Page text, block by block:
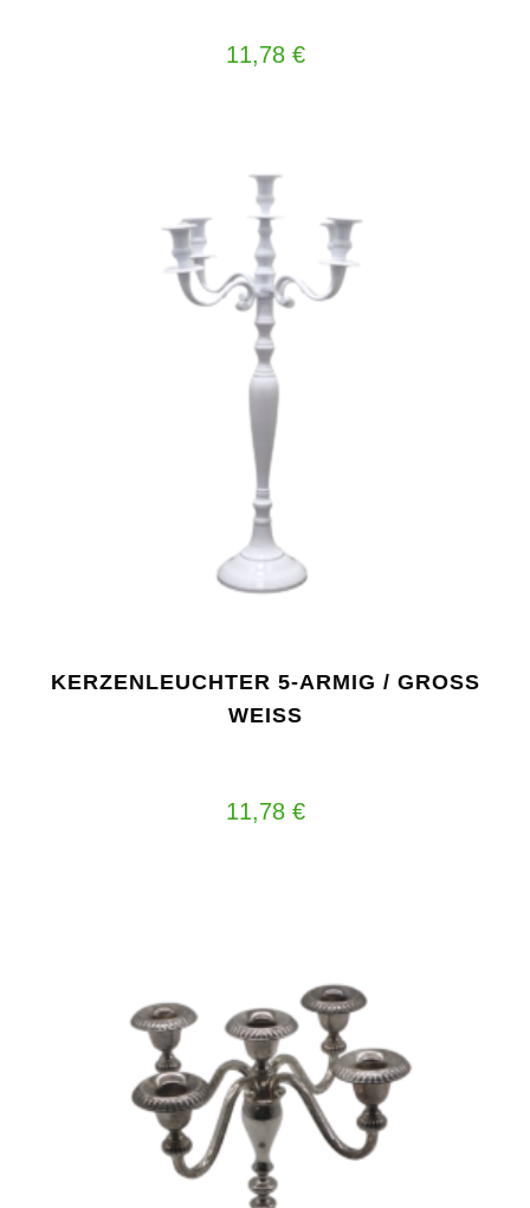
11,78 €
KERZENLEUCHTER 5-ARMIG / GROSS W
EISS
11,78 €